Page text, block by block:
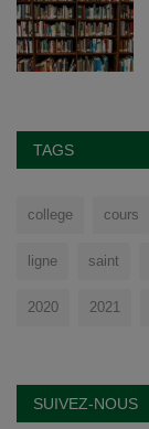
TAGS
college cours
ligne saint
2020 2021
SUIVEZ-NOUS